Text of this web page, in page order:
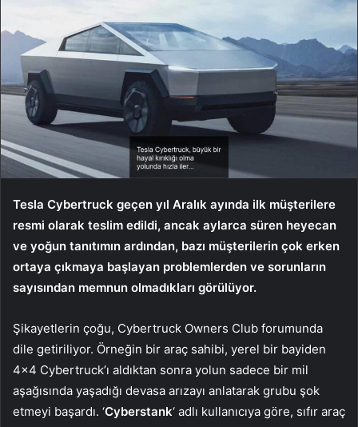
Tesla Cybertruck geçen yıl Aralık ayında ilk müşterilere
resmi olarak teslim edildi, ancak aylarca süren heyecan
ve yoğun tanıtımın ardından, bazı müşterilerin çok erken
ortaya çıkmaya başlayan problemlerden ve sorunların
sayısından memnun olmadıkları görülüyor.
Şikayetlerin çoğu, Cybertruck Owners Club forumunda
dile getiriliyor. Örneğin bir araç sahibi, yerel bir bayiden
4×4 Cybertruck’ı aldıktan sonra yolun sadece bir mil
aşağısında yaşadığı devasa arızayı anlatarak grubu şok
etmeyi başardı. ‘Cyberstank‘ adlı kullanıcıya göre, sıfır araç